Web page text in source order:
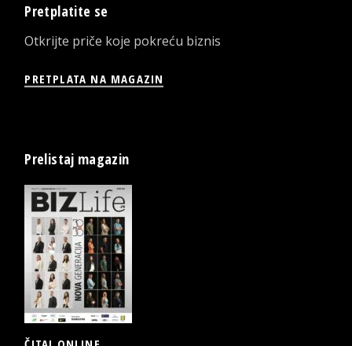
Pretplatite se
Otkrijte priče koje pokreću biznis
PRETPLATA NA MAGAZIN
Prelistaj magazin